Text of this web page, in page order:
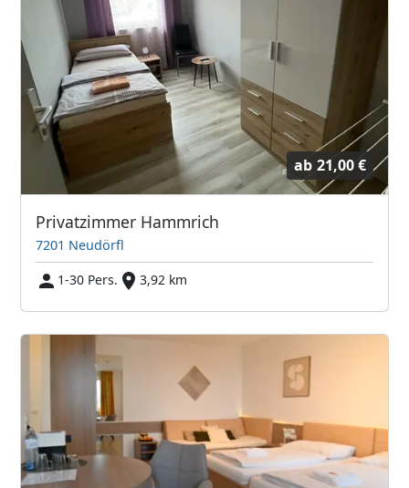
ab 21,00 €
Privatzimmer Hammrich
7201 Neudörfl
1-30 Pers.
3,92 km